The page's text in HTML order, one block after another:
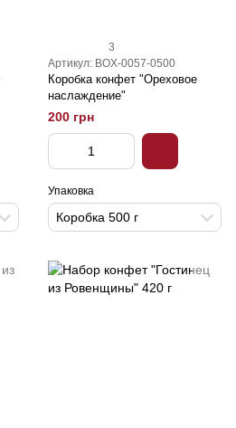
3
Артикул: BOX-0057-0500
Коробка конфет "Ореховое
наслаждение"
200 грн
Упаковка
Коробка 500 г